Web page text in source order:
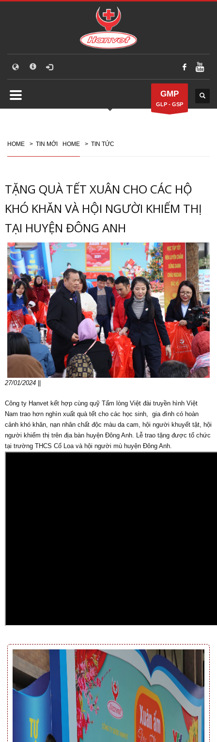
GMP
GLP - GSP
HOME > TIN MỚI HOME > TIN TỨC
TẶNG QUÀ TẾT XUÂN CHO CÁC HỘ
KHÓ KHĂN VÀ HỘI NGƯỜI KHIẾM THỊ
TẠI HUYỆN ĐÔNG ANH
27/01/2024
Công ty Hanvet kết hợp cùng quỹ Tấm lòng Việt đài truyền hình Việt
Nam trao hơn nghìn xuất quà tết cho các học sinh, gia đình có hoàn
cảnh khó khăn, nạn nhân chất độc màu da cam, hội người khuyết tật, hội
người khiếm thị trên địa bàn huyện Đông Anh. Lễ trao tặng được tổ chức
tại trường THCS Cổ Loa và hội người mù huyện Đông Anh.